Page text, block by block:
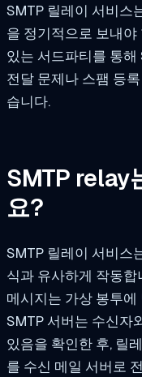
SMTP 릴레이 서비스
을 정기적으로 보내
있는 서드파티를 통해
전달 문제나 스팸 등
습니다.
SMTP relay
요?
SMTP 릴레이 서비스
식과 유사하게 작동
메시지는 가상 봉투
SMTP 서버는 수신자
있음을 확인한 후, 릴
를 수신 메일 서버로